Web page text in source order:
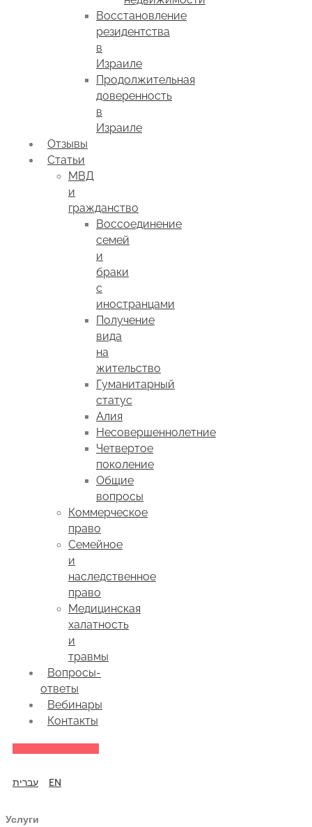
Восстановление
резидентства
в
Израиле
Продолжительная
доверенность
в
Израиле
Отзывы
Статьи
МВД
и
гражданство
Воссоединение
семей
и
браки
с
иностранцами
Получение
вида
на
жительство
Гуманитарный
статус
Алия
Несовершеннолетние
Четвертое
поколение
Общие
вопросы
Коммерческое
право
Семейное
и
наследственное
право
Медицинская
халатность
и
травмы
Вопросы-
ответы
Вебинары
Контакты
עברית EN
Услуги